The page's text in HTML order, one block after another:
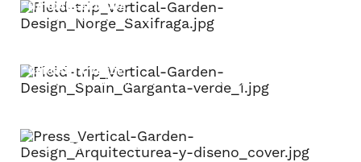
HARDANGERVIDDA
Hardangervidda, Norway.
GARGANTA VERDE
Sierra de Grazalema Natural Park, Andalucía.
ARQUITECTURA Y DISEÑO